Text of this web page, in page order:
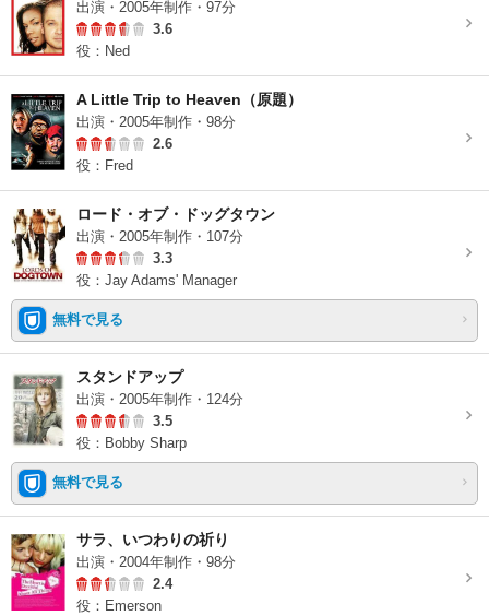
出演・2005年制作・97分
3.6
役：Ned
A Little Trip to Heaven（原題）
出演・2005年制作・98分
2.6
役：Fred
ロード・オブ・ドッグタウン
出演・2005年制作・107分
3.3
役：Jay Adams' Manager
無料で見る
スタンドアップ
出演・2005年制作・124分
3.5
役：Bobby Sharp
無料で見る
サラ、いつわりの祈り
出演・2004年制作・98分
2.4
役：Emerson